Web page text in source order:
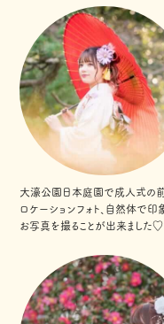
大濠公園日本庭園で成人式の
ロケーションフォト、自然体で印
お写真を撮ることが出来ました♡